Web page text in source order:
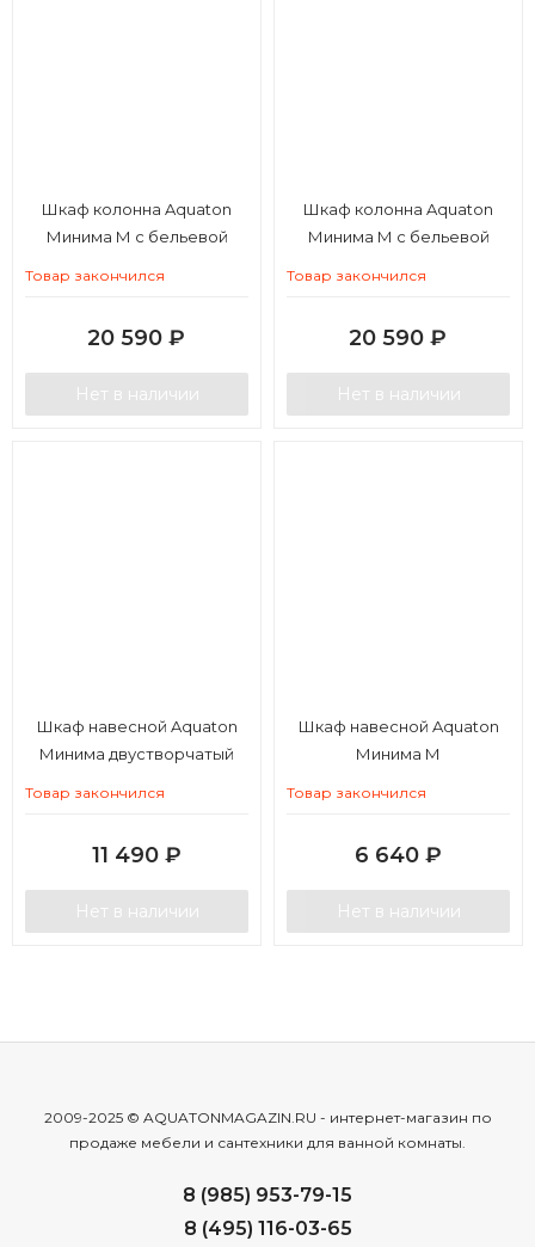
Шкаф колонна Aquaton
Минима М с бельевой
Товар закончился
20 590 ₽
Нет в наличии
Шкаф колонна Aquaton
Минима М с бельевой
Товар закончился
20 590 ₽
Нет в наличии
Шкаф навесной Aquaton
Минима двустворчатый
Товар закончился
11 490 ₽
Нет в наличии
Шкаф навесной Aquaton
Минима М
Товар закончился
6 640 ₽
Нет в наличии
2009-2025 © AQUATONMAGAZIN.RU - интернет-магазин по
продаже мебели и сантехники для ванной комнаты.
8 (985) 953-79-15
8 (495) 116-03-65